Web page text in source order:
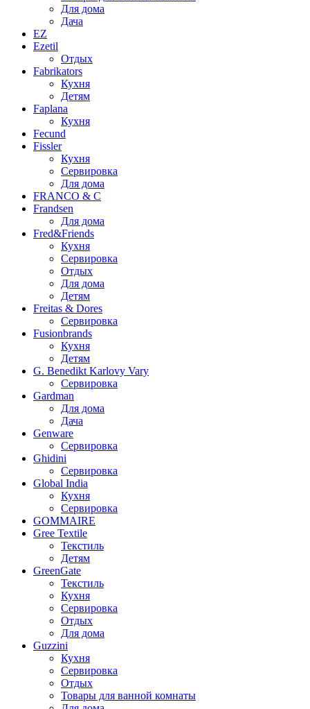
Для дома
Дача
EZ
Ezetil
Отдых
Fabrikators
Кухня
Детям
Faplana
Кухня
Fecund
Fissler
Кухня
Сервировка
Для дома
FRANCO & C
Frandsen
Для дома
Fred&Friends
Кухня
Сервировка
Отдых
Для дома
Детям
Freitas & Dores
Сервировка
Fusionbrands
Кухня
Детям
G. Benedikt Karlovy Vary
Сервировка
Gardman
Для дома
Дача
Genware
Сервировка
Ghidini
Сервировка
Global India
Кухня
Сервировка
GOMMAIRE
Gree Textile
Текстиль
Детям
GreenGate
Текстиль
Кухня
Сервировка
Отдых
Для дома
Guzzini
Кухня
Сервировка
Отдых
Товары для ванной комнаты